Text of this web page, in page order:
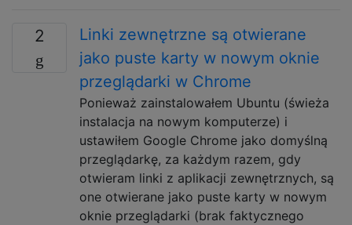
2
Linki zewnętrzne są otwierane
jako puste karty w nowym oknie
przeglądarki w Chrome
Ponieważ zainstalowałem Ubuntu (świeża
instalacja na nowym komputerze) i
ustawiłem Google Chrome jako domyślną
przeglądarkę, za każdym razem, gdy
otwieram linki z aplikacji zewnętrznych, są
one otwierane jako puste karty w nowym
oknie przeglądarki (brak faktycznego